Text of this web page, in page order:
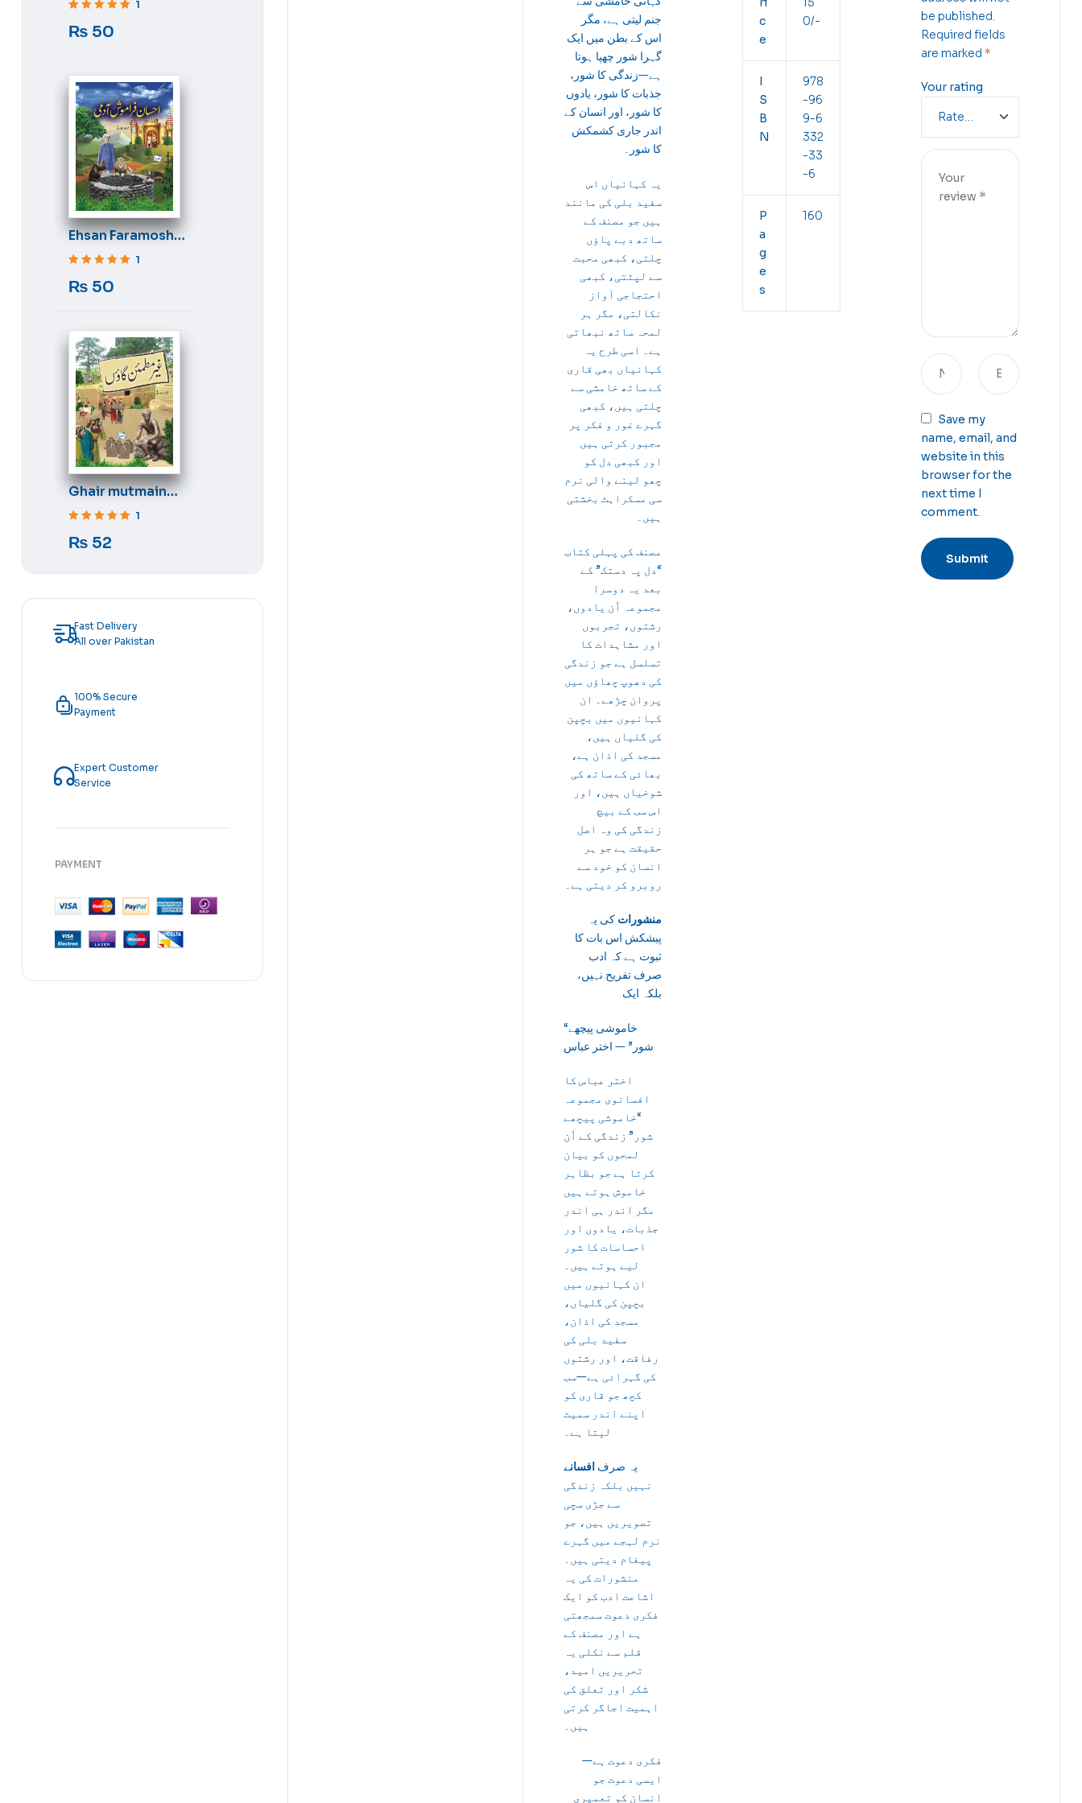
جنم لیتی ہے، مگر
اس کے بطن میں ایک
گہرا شور چھپا ہوتا
ہے—زندگی کا شور،
جذبات کا شور، یادوں
کا شور، اور انسان کے
اندر جاری کشمکش
کا شور۔
یہ کہانیاں اس
سفید بلی کی مانند
ہیں جو مصنف کے
ساتھ دبے پاؤں
چلتی، کبھی محبت
سے لپٹتی، کبھی
احتجاجی آواز
نکالتی، مگر ہر
لمحہ ساتھ نبھاتی
ہے۔ اسی طرح یہ
کہانیاں بھی قاری
کے ساتھ خامشی سے
چلتی ہیں، کبھی
گہرے غور و فکر پر
مجبور کرتی ہیں
اور کبھی دل کو
چھو لینے والی نرم
سی مسکراہٹ بخشتی
ہیں۔
مصنف کی پہلی کتاب
“دل پہ دستک” کے
بعد یہ دوسرا
مجموعہ اُن یادوں،
رشتوں، تجربوں
اور مشاہدات کا
تسلسل ہے جو زندگی
کی دھوپ چھاؤں میں
پروان چڑھے۔ ان
کہانیوں میں بچپن
کی گلیاں ہیں،
مسجد کی اذان ہے،
بھائی کے ساتھ کی
شوخیاں ہیں، اور
اس سب کے بیچ
زندگی کی وہ اصل
حقیقت ہے جو ہر
انسان کو خود سے
روبرو کر دیتی ہے۔
منشورات کی یہ
پیشکش اس بات کا
ثبوت ہے کہ ادب
صرف تفریح نہیں،
بلکہ ایک
“خاموشی پیچھے
شور” — اختر عباس
اختر عباس کا
افسانوی مجموعہ
“خاموشی پیچھے
شور” زندگی کے اُن
لمحوں کو بیان
کرتا ہے جو بظاہر
خاموش ہوتے ہیں
مگر اندر ہی اندر
جذبات، یادوں اور
احساسات کا شور
لیے ہوتے ہیں۔
ان کہانیوں میں
بچپن کی گلیاں،
مسجد کی اذان،
سفید بلی کی
رفاقت، اور رشتوں
کی گہرائی ہے—سب
کچھ جو قاری کو
اپنے اندر سمیٹ
لیتا ہے۔
یہ صرف افسانے
نہیں بلکہ زندگی
سے جڑی سچی
تصویریں ہیں، جو
نرم لہجے میں گہرے
پیغام دیتی ہیں۔
منشورات کی یہ
اشاعت ادب کو ایک
فکری دعوت سمجھتی
ہے اور مصنف کے
قلم سے نکلی یہ
تحریریں امید،
شکر اور تعلق کی
اہمیت اجاگر کرتی
ہیں۔
فکری دعوت ہے—
ایسی دعوت جو
انسان کو تعمیری
c
e
0/-
I
S
B
N
978
-96
9-6
332
-33
-6
P
a
g
e
s
160
be published.
Required fields
are marked *
Your rating
Save my
name, email, and
website in this
browser for the
next time I
comment.
1
₨ 50
Ehsan Faramosh
Aadmi
1
₨ 50
Ghair mutmain
gaon
1
₨ 52
Fast Delivery
All over Pakistan
100% Secure
Payment
Expert Customer
Service
PAYMENT